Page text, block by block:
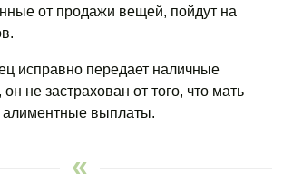
от продажи вещей, пойдут на
исправно передает наличные
не застрахован от того, что мать
алиментные выплаты.